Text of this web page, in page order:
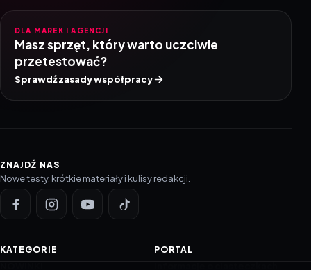
DLA MAREK I AGENCJI
Masz sprzęt, który warto uczciwie
przetestować?
Sprawdź zasady współpracy
ZNAJDŹ NAS
Nowe testy, krótkie materiały i kulisy redakcji.
KATEGORIE PORTAL